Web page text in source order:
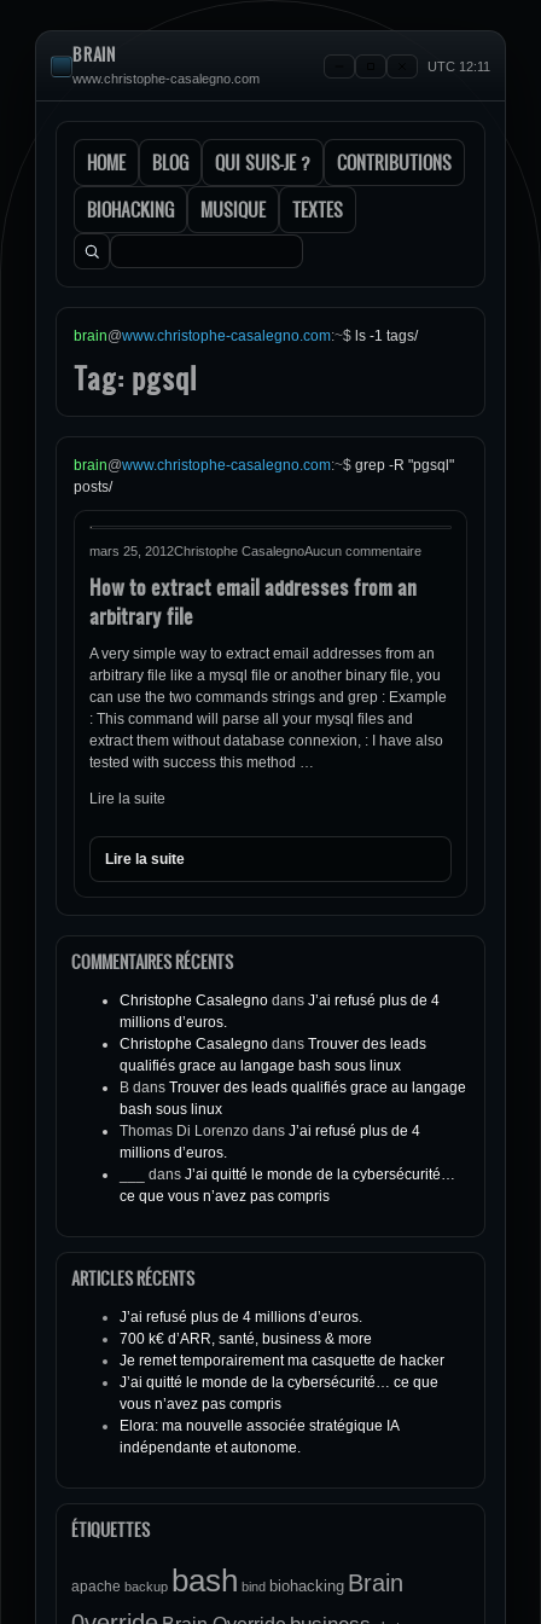
BRAIN
www.christophe-casalegno.com
UTC 12:11
HOME BLOG QUI SUIS-JE ?
CONTRIBUTIONS
BIOHACKING
MUSIQUE TEXTES
Rechercher :
brain@www.christophe-casalegno.com:~$ ls -1 tags/
Tag: pgsql
brain@www.christophe-casalegno.com:~$ grep -R "pgsql"
posts/
mars 25, 2012Christophe CasalegnoAucun commentaire
How to extract email addresses from an
arbitrary file
A very simple way to extract email addresses from an
arbitrary file like a mysql file or another binary file, you
can use the two commands strings and grep : Example
: This command will parse all your mysql files and
extract them without database connexion, : I have also
tested with success this method …
Lire la suite
Lire la suite
COMMENTAIRES RÉCENTS
Christophe Casalegno dans J’ai refusé plus de 4
millions d’euros.
Christophe Casalegno dans Trouver des leads
qualifiés grace au langage bash sous linux
B dans Trouver des leads qualifiés grace au langage
bash sous linux
Thomas Di Lorenzo dans J’ai refusé plus de 4
millions d’euros.
dans J’ai quitté le monde de la cybersécurité…
ce que vous n’avez pas compris
ARTICLES RÉCENTS
J’ai refusé plus de 4 millions d’euros.
700 k€ d’ARR, santé, business & more
Je remet temporairement ma casquette de hacker
J’ai quitté le monde de la cybersécurité… ce que
vous n’avez pas compris
Elora: ma nouvelle associée stratégique IA
indépendante et autonome.
ÉTIQUETTES
apache backup bash bind biohacking Brain